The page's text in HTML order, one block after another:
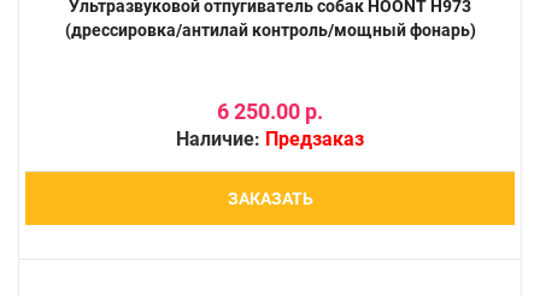
Ультразвуковой отпугиватель собак HOONT H973
(дрессировка/антилай контроль/мощный фонарь)
6 250.00 р.
Наличие: Предзаказ
ЗАКАЗАТЬ